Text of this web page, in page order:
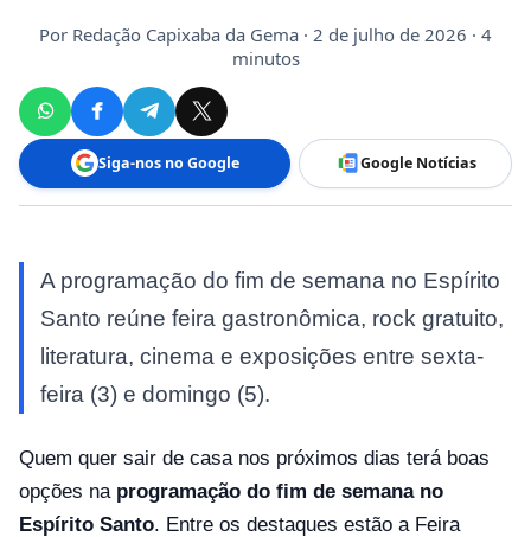
Por Redação Capixaba da Gema · 2 de julho de 2026 · 4
minutos
Siga-nos no Google Google Notícias
A programação do fim de semana no Espírito
Santo reúne feira gastronômica, rock gratuito,
literatura, cinema e exposições entre sexta-
feira (3) e domingo (5).
Quem quer sair de casa nos próximos dias terá boas
opções na programação do fim de semana no
Espírito Santo. Entre os destaques estão a Feira